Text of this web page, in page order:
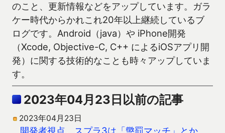
のこと、更新情報などをアップしています。ガラ
ケー時代からかれこれ20年以上継続しているブ
ログです。Android（java）や iPhone開発
（Xcode, Objective-C, C++ によるiOSアプリ開
発）に関する技術的なことも時々アップしていま
す。
2023年04月23日以前の記事
2023年04月23日
開発者視点、スプラ3は「懲罰マッチ」とか